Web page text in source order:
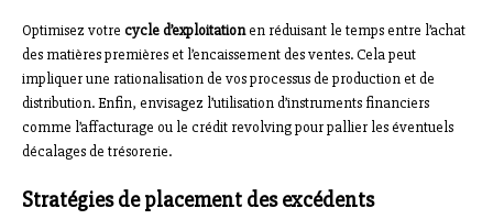
Optimisez votre cycle d’exploitationen réduisant le temps entre l’achat
des matières premières et l’encaissement des ventes. Cela peut
impliquer une rationalisation de vos processus de production et de
distribution. Enfin, envisagez l’utilisation d’instruments financiers
comme l’affacturage ou le crédit revolving pour pallier les éventuels
décalages de trésorerie.
Stratégies de placement des excédents